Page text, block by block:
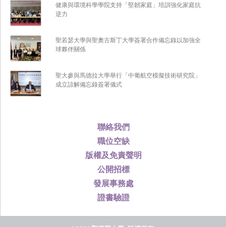
聯絡我們
職位空缺
版權及免責聲明
公開招標
發展事務處
證書驗證
健康與環境科學學院支持「堅韌家庭」培訓強化家庭抗
逆力
聖若瑟大學與聖奧古斯丁大學簽署合作備忘錄以加強全
球夥伴關係
聖大參與馬德拉大學舉行「中葡航空模擬技術研究院」
成立諒解備忘錄簽署儀式